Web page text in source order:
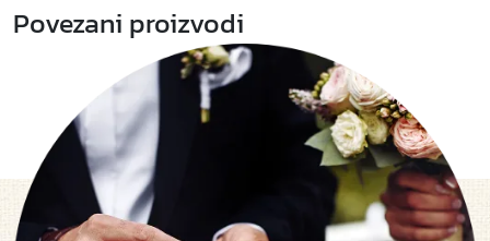
Povezani proizvodi